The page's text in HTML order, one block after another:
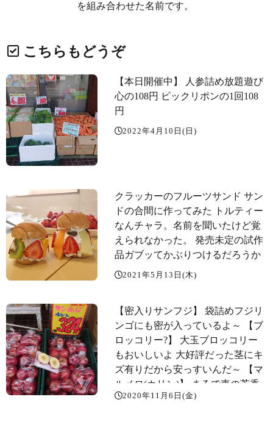
を組み合わせた名前です。
こちらもどうぞ
【️本日開催中】 人参詰め放題遊び
心の108円 ビックリポンの1回108
円
2022年4月10日(日)
クラッカーのフルーツサンド サン
ドの合間に作ってみた️ トルティー
なんチャラ。名前を聞いたけど覚
えられなかった。 発売未定の試作
品ガブッてかぶりつけるだろうか
2021年5月13日(木)
【密入りサンフジ️】 袋詰めフジリ
ンゴにも密が入っているよ～️ 【ブ
ロッコリー?】 大玉ブロッコリー
もおいしいよ️ 大好評だった茎にキ
ズ有りだから安っすいんだ～ 【マ
ルメロ(カリン)】 まるで車の芳香
剤が1個59円
2020年11月6日(金)